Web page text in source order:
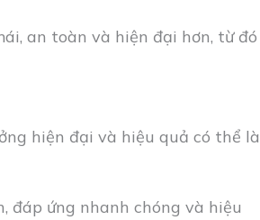
an toàn và hiện đại hơn, từ đó
hiện đại và hiệu quả có thể là
ứng nhanh chóng và hiệu